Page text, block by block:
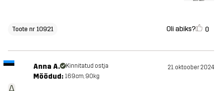
Toote nr 10921 Oli abiks? 0
Anna A. Kinnitatud ostja 21. oktoober 2024
Mõõdud: 169cm, 90kg